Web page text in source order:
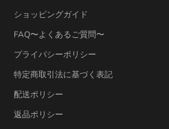
ショッピングガイド
FAQ〜よくあるご質問〜
プライバシーポリシー
特定商取引法に基づく表記
配送ポリシー
返品ポリシー